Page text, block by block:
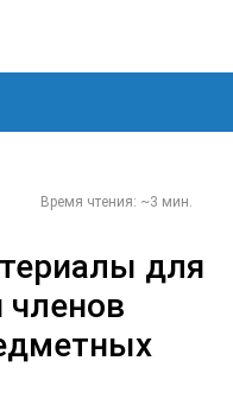
Время чтения: ~3 мин.
для
членов